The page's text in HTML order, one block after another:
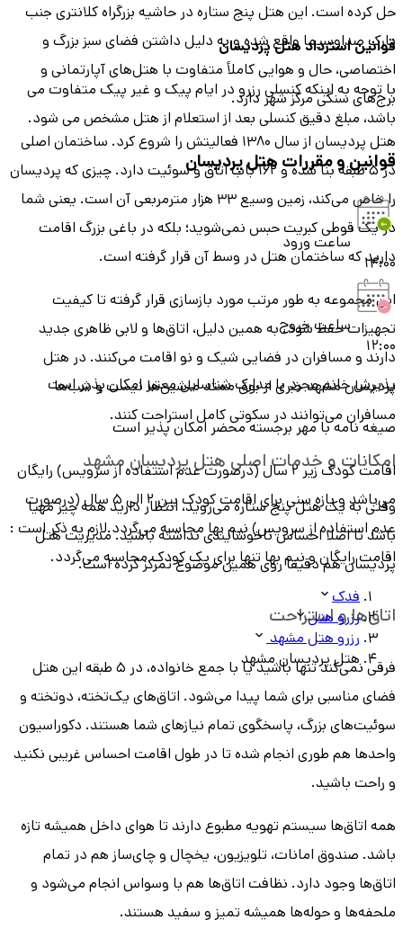
حل کرده است. این هتل پنج ‌ستاره در حاشیه بزرگراه کلانتری جنب
پارک صداوسیما واقع شده و به دلیل داشتن فضای سبز بزرگ و
اختصاصی، حال و هوایی کاملاً متفاوت با هتل‌های آپارتمانی و
برج‌های سنگی مرکز شهر دارد.
هتل پردیسان از سال ۱۳۸۰ فعالیتش را شروع کرد. ساختمان اصلی
در ۵ طبقه بنا شده و ۱۶۲ باب اتاق و سوئیت دارد. چیزی که پردیسان
را خاص می‌کند، زمین وسیع ۳۳ هزار مترمربعی آن است. یعنی شما
در یک قوطی کبریت حبس نمی‌شوید؛ بلکه در باغی بزرگ اقامت
دارید که ساختمان هتل در وسط آن قرار گرفته است.
این مجموعه به طور مرتب مورد بازسازی قرار گرفته تا کیفیت
تجهیزات حفظ شود. به همین دلیل، اتاق‌ها و لابی ظاهری جدید
دارند و مسافران در فضایی شیک و نو اقامت می‌کنند. در هتل
پردیسان مشهد خبری از بوق ممتد ماشین‌ها نیست و شب‌ها
مسافران می‌توانند در سکوتی کامل استراحت کنند.
امکانات و خدمات اصلی هتل پردیسان مشهد
وقتی به یک هتل پنج ‌ستاره می‌روید، انتظار دارید همه چیز مهیا
باشد تا اصلا احساس ناخوشایندی نداشته باشید. مدیریت هتل
پردیسان هم دقیقا روی همین موضوع تمرکز کرده است.
اتاق‌ها و استراحت
فرقی نمی‌کند تنها باشید یا با جمع خانواده، در ۵ طبقه این هتل
فضای مناسبی برای شما پیدا می‌شود. اتاق‌های یک‌تخته، دوتخته و
سوئیت‌های بزرگ، پاسخگوی تمام نیازهای شما هستند. دکوراسیون
واحدها هم طوری انجام شده تا در طول اقامت احساس غریبی نکنید
و راحت باشید.
همه اتاق‌ها سیستم تهویه مطبوع دارند تا هوای داخل همیشه تازه
باشد. صندوق امانات، تلویزیون، یخچال و چای‌ساز هم در تمام
اتاق‌ها وجود دارد. نظافت اتاق‌ها هم با وسواس انجام می‌شود و
ملحفه‌ها و حوله‌ها همیشه تمیز و سفید هستند.
قوانین استرداد هتلپردیسان
با توجه به اینکه کنسلی رزرو در ایام پیک و غیر پیک متفاوت می
باشد، مبلغ دقیق کنسلی بعد از استعلام از هتل مشخص می شود.
قوانین و مقررات هتلپردیسان
ساعت ورود
14:00
ساعت خروج
12:00
پذیرش خانم مجرد با مدارک شناسایی معتبر امکان پذیر است
صیغه نامه با مهر برجسته محضر امکان پذیر است
اقامت کودک زیر 2 سال (درصورت عدم استفاده از سرویس) رایگان
می‌باشد و بازه سنی برای اقامت کودک بین 2 الی 5 سال (درصورت
عدم استفاده از سرویس) نیم بها محاسبه می‌گردد.لازم به ذکر است :
اقامت رایگان و نیم بها تنها برای یک کودک محاسبه می‌گردد.
فدک
رزرو هتل
رزرو هتل مشهد
هتل پردیسان مشهد